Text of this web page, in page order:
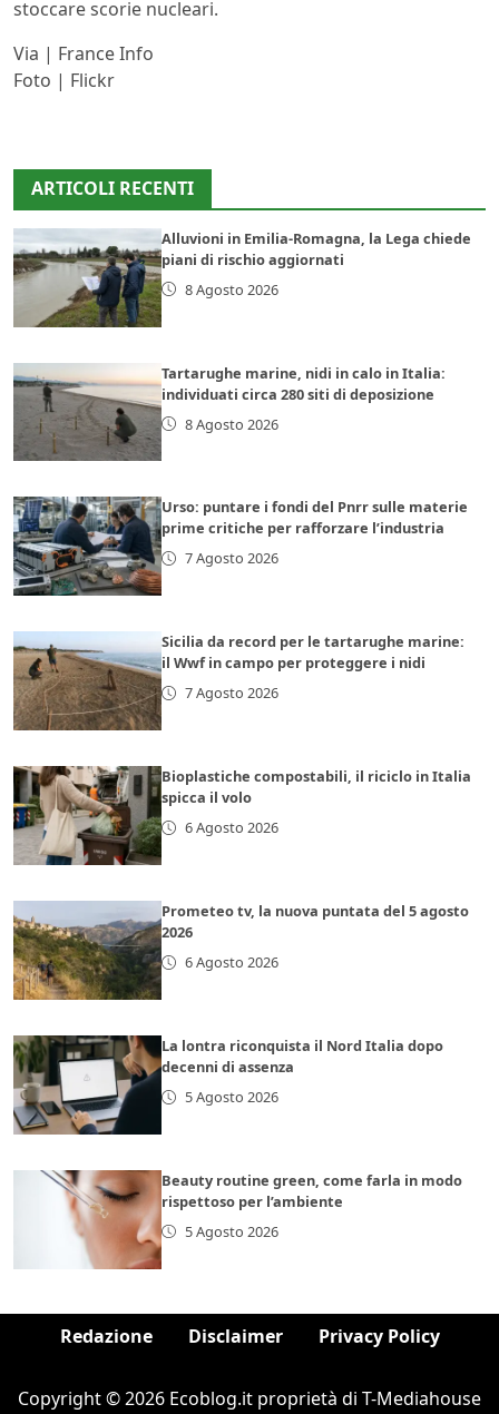
stoccare scorie nucleari.
Via | France Info
Foto | Flickr
ARTICOLI RECENTI
Alluvioni in Emilia-Romagna, la Lega chiede
piani di rischio aggiornati
8 Agosto 2026
Tartarughe marine, nidi in calo in Italia:
individuati circa 280 siti di deposizione
8 Agosto 2026
Urso: puntare i fondi del Pnrr sulle materie
prime critiche per rafforzare l’industria
7 Agosto 2026
Sicilia da record per le tartarughe marine:
il Wwf in campo per proteggere i nidi
7 Agosto 2026
Bioplastiche compostabili, il riciclo in Italia
spicca il volo
6 Agosto 2026
Prometeo tv, la nuova puntata del 5 agosto
2026
6 Agosto 2026
La lontra riconquista il Nord Italia dopo
decenni di assenza
5 Agosto 2026
Beauty routine green, come farla in modo
rispettoso per l’ambiente
5 Agosto 2026
Redazione Disclaimer Privacy Policy
Copyright © 2026 Ecoblog.it proprietà di T-Mediahouse